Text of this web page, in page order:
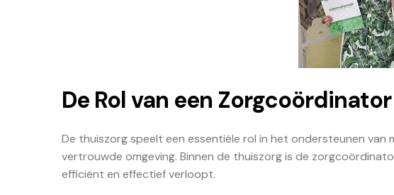
De Rol van een
De thuiszorg speelt een essentiële rol in het ondersteunen van
vertrouwde omgeving. Binnen de thuiszorg is de
efficiënt en effectief verloopt.